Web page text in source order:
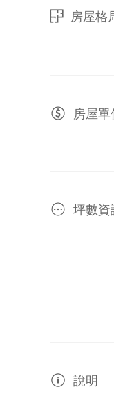
房屋格
房屋單
坪數資
說明